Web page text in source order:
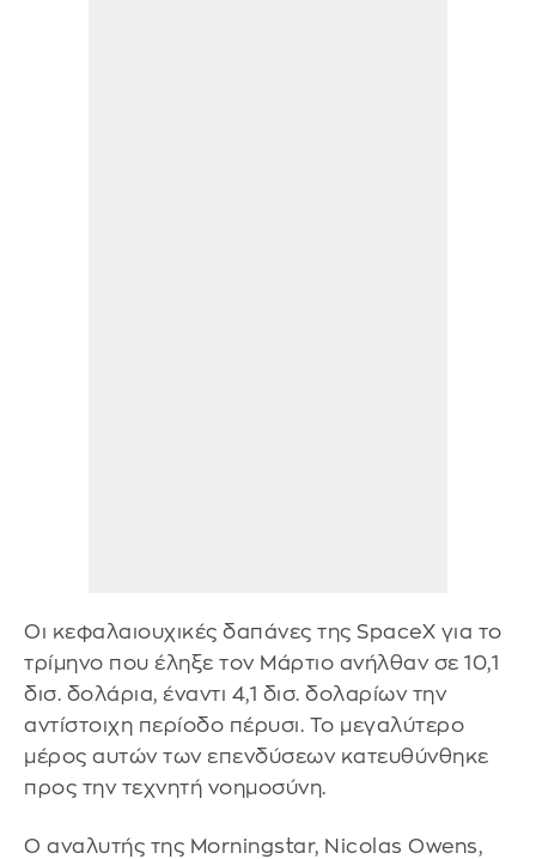
Οι κεφαλαιουχικές δαπάνες της SpaceX για το
τρίμηνο που έληξε τον Μάρτιο ανήλθαν σε 10,1
δισ. δολάρια, έναντι 4,1 δισ. δολαρίων την
αντίστοιχη περίοδο πέρυσι. Το μεγαλύτερο
μέρος αυτών των επενδύσεων κατευθύνθηκε
προς την τεχνητή νοημοσύνη.
Ο αναλυτής της Morningstar, Nicolas Owens,